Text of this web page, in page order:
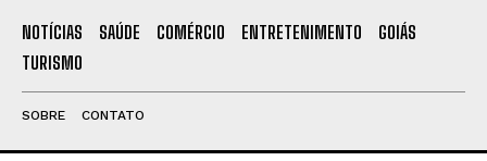
NOTÍCIAS SAÚDE COMÉRCIO ENTRETENIMENTO
GOIÁS
TURISMO
SOBRE CONTATO